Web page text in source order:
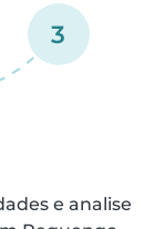
3
e analise